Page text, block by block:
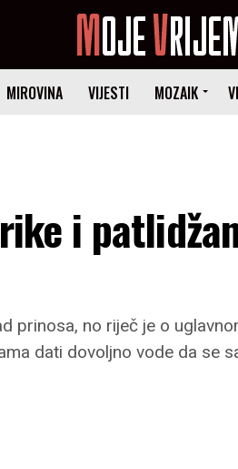
MIROVINA VIJESTI MOZAIK
i
prinosa, no riječ je o
dati dovoljno vode da se